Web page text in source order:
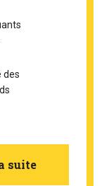
des
suite